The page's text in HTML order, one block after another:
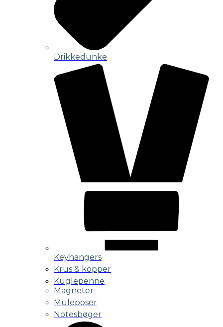
Drikkedunke
Keyhangers
Krus & kopper
Kuglepenne
Magneter
Muleposer
Notesbøger